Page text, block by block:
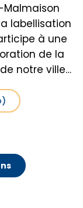
Malmaison
labellisation
à une
de la
notre ville